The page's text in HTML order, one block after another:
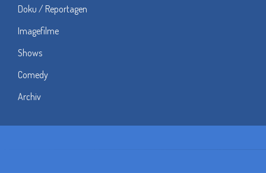
Doku / Reportagen
Imagefilme
Shows
Comedy
Archiv